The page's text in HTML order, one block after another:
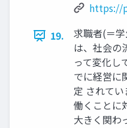
https://
19.
求職者(＝
は、社会の
って変化し
でに経営に
定 されて
働くことに
大きく関わ